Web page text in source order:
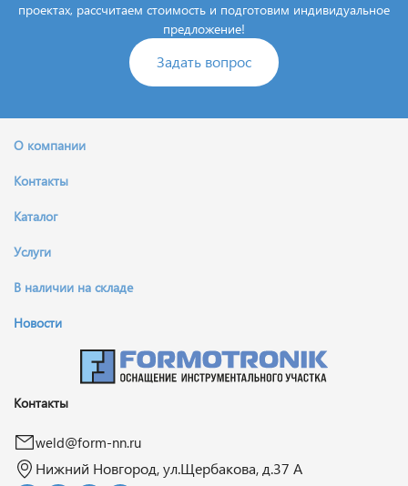
проектах, рассчитаем стоимость и подготовим индивидуальное
предложение!
Задать вопрос
О компании
Контакты
Каталог
Услуги
В наличии на складе
Новости
Контакты
weld@form-nn.ru
Нижний Новгород, ул.Щербакова, д.37 А